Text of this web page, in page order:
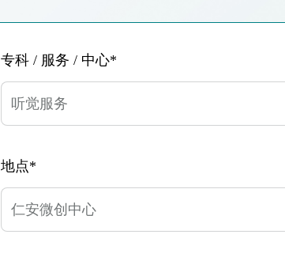
专科 / 服务 / 中心*
听觉服务
地点*